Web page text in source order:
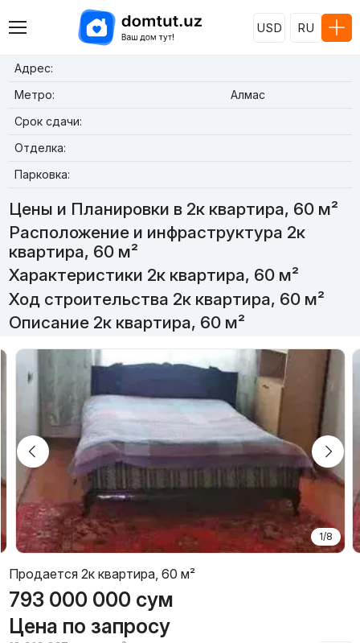
USD RU
Адрес:
Метро:
Алмас
Срок сдачи:
Отделка:
Парковка:
Цены и Планировки в 2к квартира, 60 м²
Расположение и инфраструктура 2к
квартира, 60 м²
Характеристики 2к квартира, 60 м²
Ход строительства 2к квартира, 60 м²
Описание 2к квартира, 60 м²
1/8
Продается 2к квартира, 60 м²
793 000 000 сум
Цена по запросу